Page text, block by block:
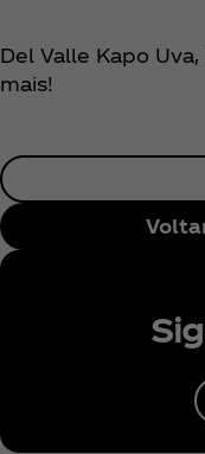
Del Valle Kapo
mais!